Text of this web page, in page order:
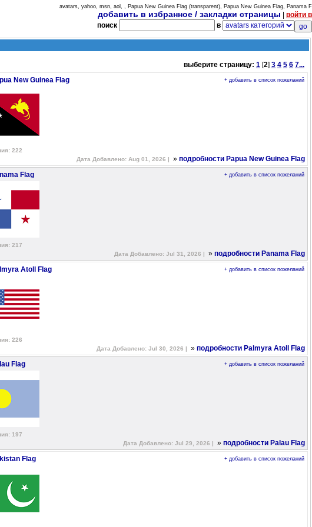
avatars, yahoo, msn, aol, , Papua New Guinea Flag (transparent), Papua New Guinea Flag, Panama F
добавить в избранное / закладки страницы
войти в
поиск
в
выберите страницу: 1 [2] 3 4 5 6 7...
New Guinea Flag + добавить в список пожеланий
222
Дата Добавлено: Aug 01, 2026 |
» подробности Papua New Guinea Flag
Flag + добавить в список пожеланий
217
Дата Добавлено: Jul 31, 2026 |
» подробности Panama Flag
Atoll Flag + добавить в список пожеланий
226
Дата Добавлено: Jul 30, 2026 |
» подробности Palmyra Atoll Flag
Flag + добавить в список пожеланий
197
Дата Добавлено: Jul 29, 2026 |
» подробности Palau Flag
Flag + добавить в список пожеланий